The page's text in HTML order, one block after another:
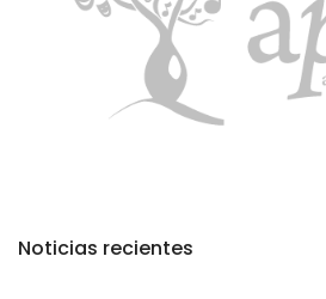
Noticias recientes